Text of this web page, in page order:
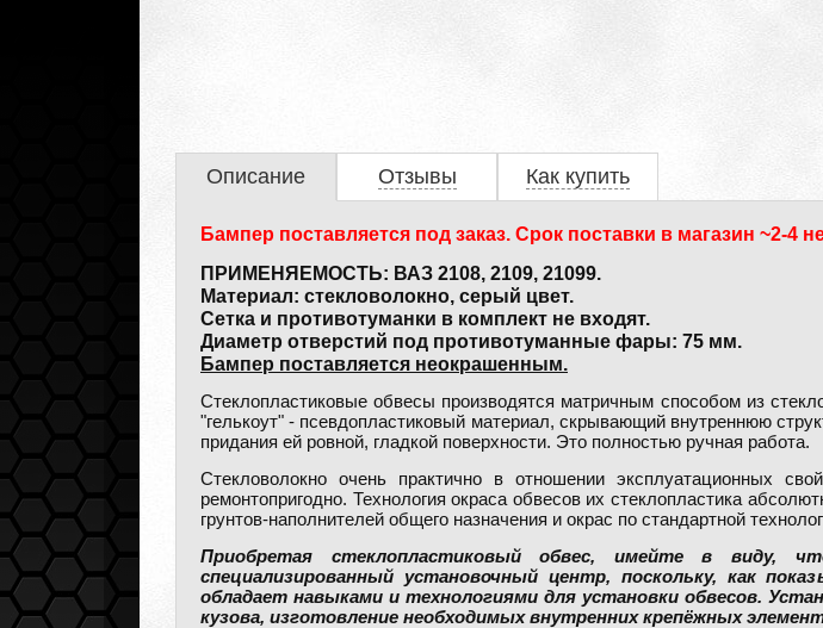
Описание Отзывы Как купить
Бампер поставляется под заказ. Срок поставки в магазин ~2-4
ПРИМЕНЯЕМОСТЬ: ВАЗ 2108, 2109, 21099.
Материал: стекловолокно, серый цвет.
Сетка и противотуманки в комплект не входят.
Диаметр отверстий под противотуманные фары: 75 мм.
Бампер поставляется неокрашенным.
Стеклопластиковые обвесы производятся матричным способом из
"гелькоут" - псевдопластиковый материал, скрывающий внутреннюю
придания ей ровной, гладкой поверхности. Это полностью ручная работа.
Стекловолокно очень практично в отношении эксплуатационных
ремонтопригодно. Технология окраса обвесов их стеклопластика
грунтов-наполнителей общего назначения и окрас по стандартной
Приобретая стеклопластиковый обвес, имейте в виду,
специализированный установочный центр, поскольку, как
обладает навыками и технологиями для установки обвесов.
кузова, изготовление необходимых внутренних крепёжных